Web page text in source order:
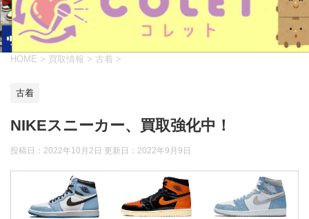
HOME > 買取情報 > 古着 >
古着
NIKEスニーカー、買取強化中！
投稿日：2022年10月2日 更新日： 2022年9月9日